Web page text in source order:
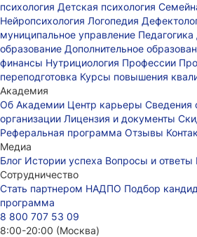
психология Детская психология
Нейропсихология Логопедия
муниципальное управление Педагогика
образование Дополнительное
финансы Нутрициология Профессии
переподготовка Курсы повышения
Академия
Об Академии Центр карьеры Сведения
организации Лицензия и документы
Реферальная программа Отзывы
Медиа
Блог Истории успеха Вопросы и ответы
Сотрудничество
Стать партнером НАДПО Подбор
программа
8 800 707 53 09
8:00-20:00 (Москва)